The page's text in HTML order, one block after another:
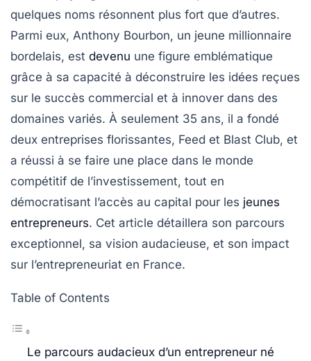
quelques noms résonnent plus fort que d’autres.
Parmi eux, Anthony Bourbon, un jeune millionnaire
bordelais, est devenu une figure emblématique
grâce à sa capacité à déconstruire les idées reçues
sur le succès commercial et à innover dans des
domaines variés. À seulement 35 ans, il a fondé
deux entreprises florissantes, Feed et Blast Club, et
a réussi à se faire une place dans le monde
compétitif de l’investissement, tout en
démocratisant l’accès au capital pour les jeunes
entrepreneurs. Cet article détaillera son parcours
exceptionnel, sa vision audacieuse, et son impact
sur l’entrepreneuriat en France.
Table of Contents
Le parcours audacieux d’un entrepreneur né